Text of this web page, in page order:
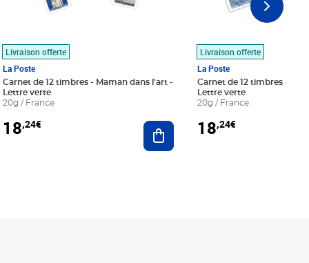
au panier
Livraison offerte
La Poste
Carnet de 12 timbres - Maman dans l'art -
Lettre verte
20g / France
18,24€ Ajouter au panier
Livraison offerte
La Poste
Carnet de 12 timbres - Le
Lettre verte
20g / France
18,24€